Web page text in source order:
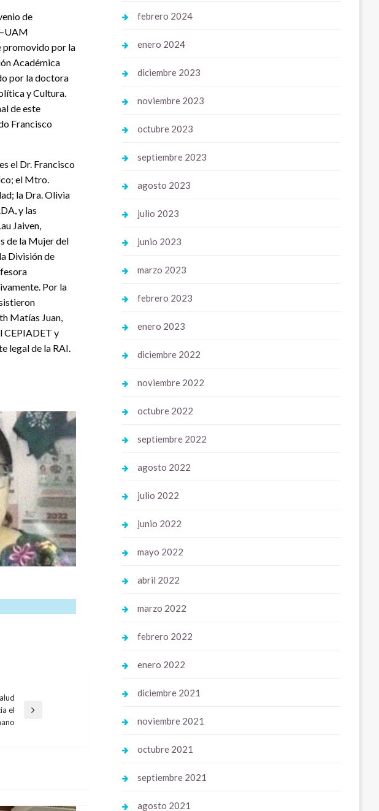
de
promovido por la
Académica
por la doctora
y Cultura.
de este
Francisco
el Dr. Francisco
el Mtro.
la Dra. Olivia
y las
Jaiven,
de la Mujer del
División de
Por la
Matías Juan,
CEPIADET y
legal de la RAI.
el
febrero 2024
enero 2024
diciembre 2023
noviembre 2023
octubre 2023
septiembre 2023
agosto 2023
julio 2023
junio 2023
marzo 2023
febrero 2023
enero 2023
diciembre 2022
noviembre 2022
octubre 2022
septiembre 2022
agosto 2022
julio 2022
junio 2022
mayo 2022
abril 2022
marzo 2022
febrero 2022
enero 2022
diciembre 2021
noviembre 2021
octubre 2021
septiembre 2021
agosto 2021